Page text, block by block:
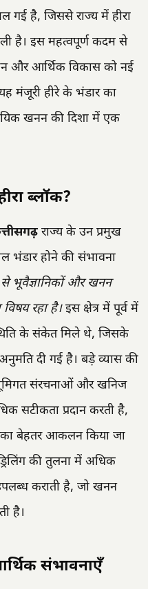
गई है, जिससे राज्य में हीरा
है। इस महत्वपूर्ण कदम से
और आर्थिक विकास को नई
मंजूरी हीरे के भंडार का
खनन की दिशा में एक
ब्लॉक?
राज्य के उन प्रमुख
भंडार होने की संभावना
भूवैज्ञानिकों और खनन
रहा है।इस क्षेत्र में पूर्व में
के संकेत मिले थे, जिसके
दी गई है। बड़े व्यास की
संरचनाओं और खनिज
सटीकता प्रदान करती है,
का बेहतर आकलन किया जा
की तुलना में अधिक
कराती है, जो खनन
है।
संभावनाएँ